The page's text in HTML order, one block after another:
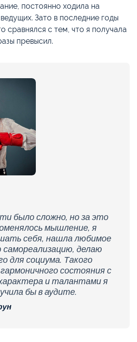
постоянно ходила на
Зато в последние годы
сравнялся с тем, что я получала
превысил.
было сложно, но за это
мышление, я
себя, нашла любимое
самореализацию, делаю
для социума. Такого
состояния с
и талантами я
бы в аудите.